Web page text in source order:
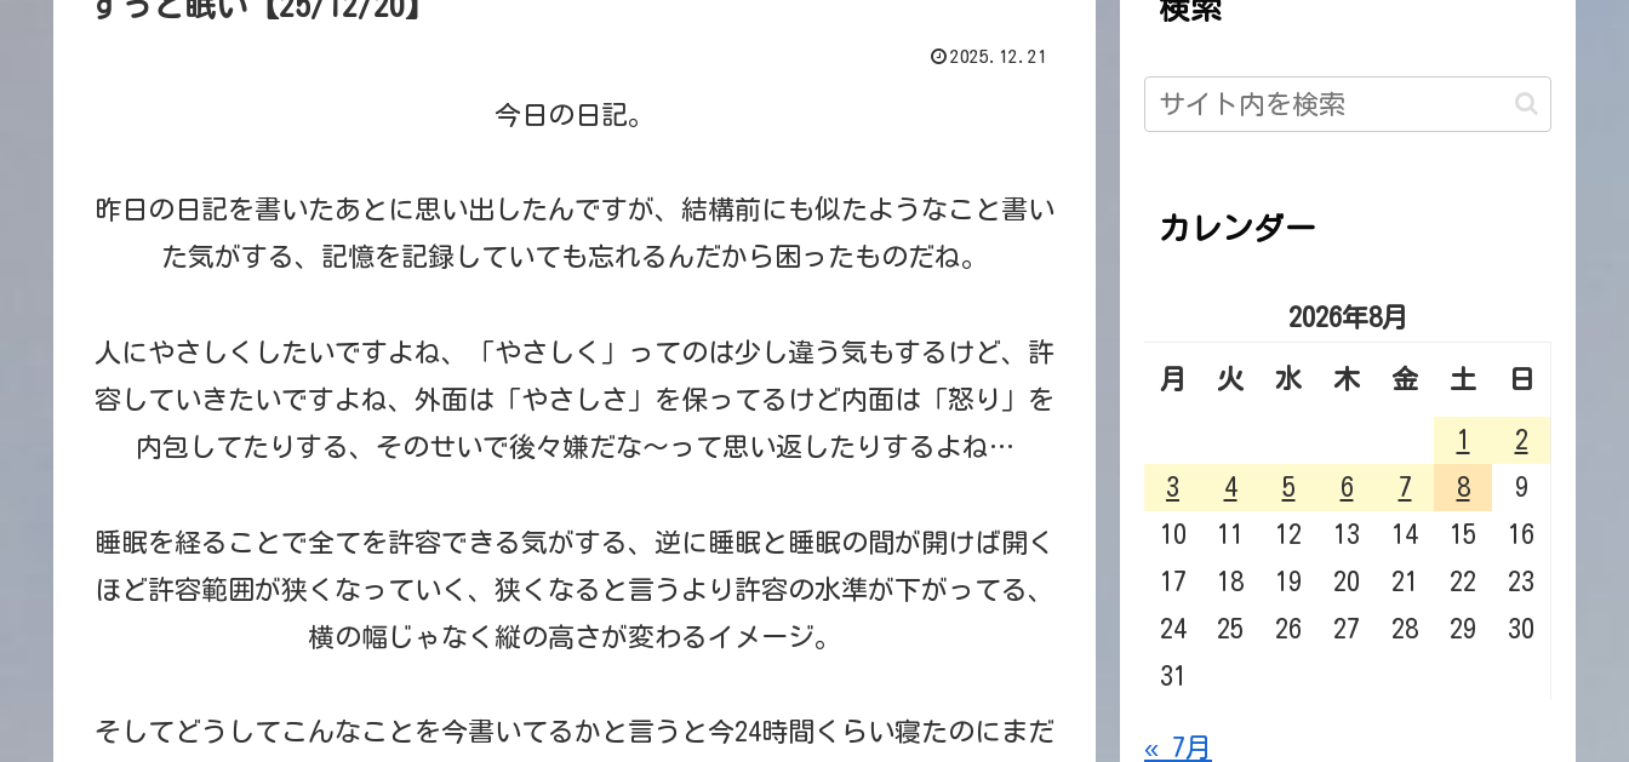
2025.12.21
今日の日記。
昨日の日記を書いたあとに思い出したんですが、結構前にも似たようなこと書い
た気がする、記憶を記録していても忘れるんだから困ったものだね。
人にやさしくしたいですよね、「やさしく」ってのは少し違う気もするけど、許
容していきたいですよね、外面は「やさしさ」を保ってるけど内面は「怒り」を
内包してたりする、そのせいで後々嫌だな〜って思い返したりするよね…
睡眠を経ることで全てを許容できる気がする、逆に睡眠と睡眠の間が開けば開く
ほど許容範囲が狭くなっていく、狭くなると言うより許容の水準が下がってる、
横の幅じゃなく縦の高さが変わるイメージ。
そしてどうしてこんなことを今書いてるかと言うと今24時間くらい寝たのにまだ
検索
カレンダー
2026年8月
月 火 水 木 金 土 日
1
2
3
4 5 6 7 8
9
10
11 12 13 14 15
16
17
18 19 20 21 22
23
24
25 26 27 28 29
30
31
« 7月